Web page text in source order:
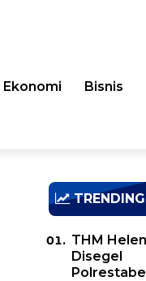
Ekonomi Bisnis
TRENDING
THM
Disegel